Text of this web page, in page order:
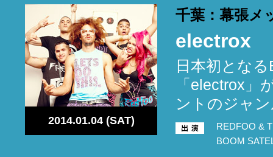
2014.01.04 (SAT)
千葉：幕張メ
electrox
日本初とな
「electrox」
ントのジャ
REDFOO &
BOOM